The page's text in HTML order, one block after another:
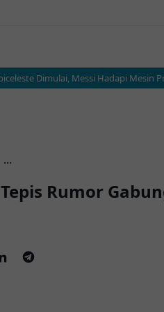
Dimulai, Messi Hadapi Mesin
...
Rumor